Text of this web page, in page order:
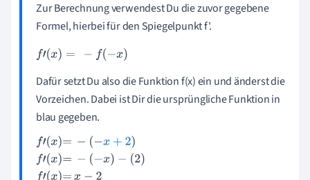
Zur Berechnung verwendest Du die zuvor gegebene
Formel, hierbei für den Spiegelpunkt f'.
f'(x)=- (-x
Dafür setzt Du also die Funktion f(x) ein und änderst die
Vorzeichen. Dabei ist Dir die ursprüngliche Funktion in
blau gegeben.
f'(x)=-(-x +2) f'(x)=- (-x -